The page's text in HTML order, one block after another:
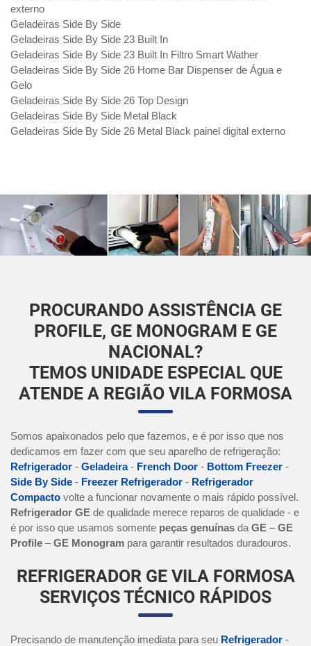
externo
Geladeiras Side By Side
Geladeiras Side By Side 23 Built In
Geladeiras Side By Side 23 Built In Filtro Smart Wather
Geladeiras Side By Side 26 Home Bar Dispenser de Água e
Gelo
Geladeiras Side By Side 26 Top Design
Geladeiras Side By Side Metal Black
Geladeiras Side By Side 26 Metal Black painel digital externo
PROCURANDO ASSISTÊNCIA GE
PROFILE, GE MONOGRAM E GE
NACIONAL?
TEMOS UNIDADE ESPECIAL QUE
ATENDE A REGIÃO VILA FORMOSA
Somos apaixonados pelo que fazemos, e é por isso que nos
dedicamos em fazer com que seu aparelho de refrigeração:
Refrigerador - Geladeira- French Door - Bottom Freezer -
Side By Side - Freezer Refrigerador - Refrigerador
Compacto volte a funcionar novamente o mais rápido possível.
Refrigerador GE de qualidade merece reparos de qualidade - e
é por isso que usamos somente peças genuínas da GE –GE
Profile –GE Monogram para garantir resultados duradouros.
REFRIGERADOR GE VILA FORMOSA
SERVIÇOS TÉCNICO RÁPIDOS
Precisando de manutenção imediata para seu Refrigerador -